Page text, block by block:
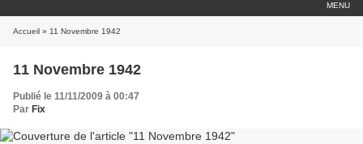
MENU
Accueil » 11 Novembre 1942
11 Novembre 1942
Publié le 11/11/2009 à 00:47
Par Fix